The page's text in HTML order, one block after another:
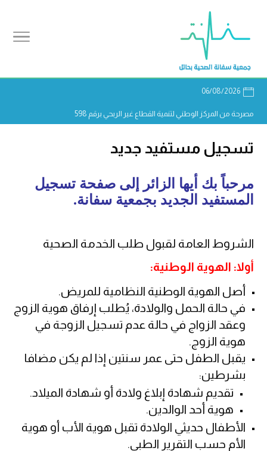
06/08/2026
مصرحة من المركز الوطني لتنمية القطاع غير الربحي برقم 598
تسجيل مستفيد جديد
مرحباً بك أيها الزائر إلى صفحة تسجيل
المستفيد الجديد بجمعية سفانة.
الشروط العامة لقبول طلب الخدمة الصحية
أولا: الهوية الوطنية:
أصل الهوية الوطنية النظامية للمريض.
في حالة الحمل والولادة، يُطلب إرفاق هوية الزوج
وعقد الزواج في حالة عدم تسجيل الزوجة في
هوية الزوج.
يقبل الطفل حتى عمر سنتين إذا لم يكن مضافا
بشرطين:
تقديم شهادة إبلاغ ولادة أو شهادة الميلاد.
هوية أحد الوالدين.
الأطفال حديثي الولادة تقبل هوية الأب أو هوية
الأم حسب التقرير الطبي.